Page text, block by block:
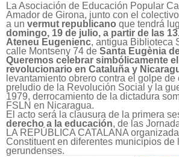
La Asociación de Educación Popular
Amador de Girona, junto con el
a un vermut republicano que tendrá
domingo, 19 de julio, a partir de las
Ateneu Eugenienc, antigua Biblioteca
calle Montseny 74 de Santa Eugènia
Queremos celebrar simbólicamente el
revolucionario en Cataluña y
levantamiento obrero contra el golpe de
preludio de la Revolución Social y la
1979, derrocamiento de la dictadura
FSLN en Nicaragua.
El acto será la clausura de la primera
derecho a la educación, de las
LA REPÚBLICA CATALANA
Constituent en diferentes municipios de
gerundenses.